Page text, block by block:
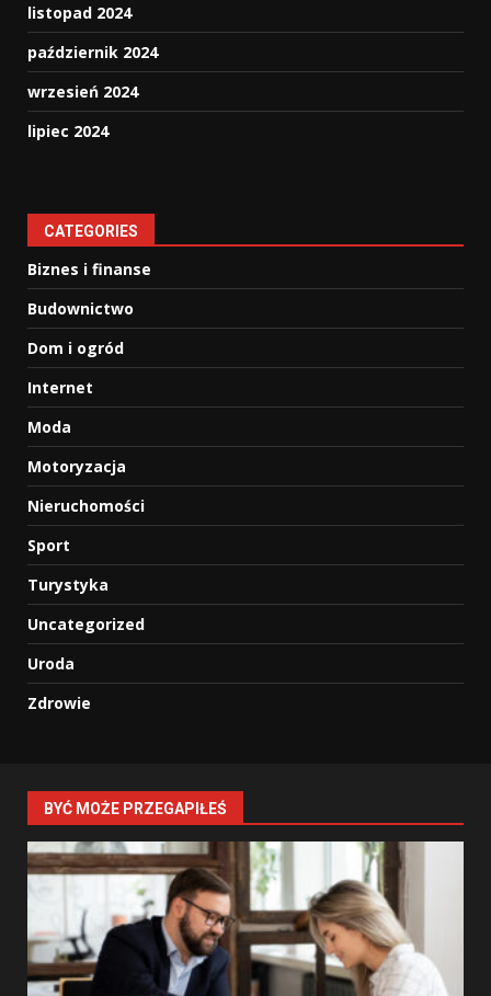
listopad 2024
październik 2024
wrzesień 2024
lipiec 2024
CATEGORIES
Biznes i finanse
Budownictwo
Dom i ogród
Internet
Moda
Motoryzacja
Nieruchomości
Sport
Turystyka
Uncategorized
Uroda
Zdrowie
BYĆ MOŻE PRZEGAPIŁEŚ